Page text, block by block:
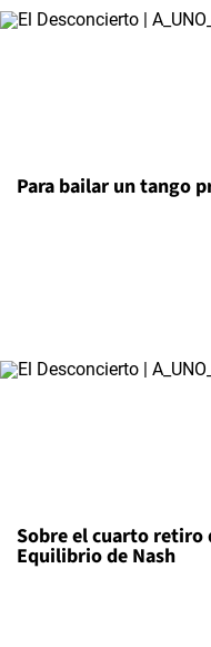
Para bailar un tango
Sobre el cuarto retiro
Equilibrio de Nash